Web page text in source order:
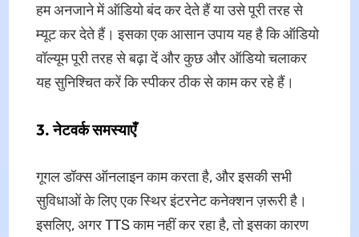
हम अनजाने में ऑडियो बंद कर देते हैं या उसे पूरी तरह से
म्यूट कर देते हैं। इसका एक आसान उपाय यह है कि ऑडियो
वॉल्यूम पूरी तरह से बढ़ा दें और कुछ और ऑडियो चलाकर
यह सुनिश्चित करें कि स्पीकर ठीक से काम कर रहे हैं।
3. नेटवर्क समस्याएँ
गूगल डॉक्स ऑनलाइन काम करता है, और इसकी सभी
सुविधाओं के लिए एक स्थिर इंटरनेट कनेक्शन ज़रूरी है।
इसलिए, अगर TTS काम नहीं कर रहा है, तो इसका कारण